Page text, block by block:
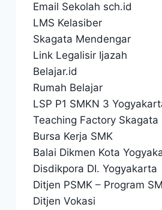
Email Sekolah sch.id
LMS Kelasiber
Skagata Mendengar
Link Legalisir Ijazah
Belajar.id
Rumah Belajar
LSP P1 SMKN 3
Teaching Factory Skagata
Bursa Kerja SMK
Balai Dikmen Kota
Disdikpora DI. Yogyakarta
Ditjen PSMK– Program
Ditjen Vokasi